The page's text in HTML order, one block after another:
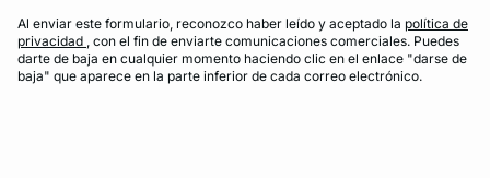
Al enviar este formulario, reconozco haber leído y aceptado la política de
privacidad , con el fin de enviarte comunicaciones comerciales. Puedes
darte de baja en cualquier momento haciendo clic en el enlace "darse de
baja" que aparece en la parte inferior de cada correo electrónico.